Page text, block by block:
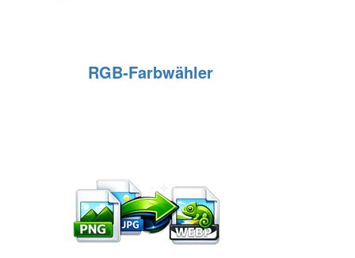
RGB‑Farbwähler